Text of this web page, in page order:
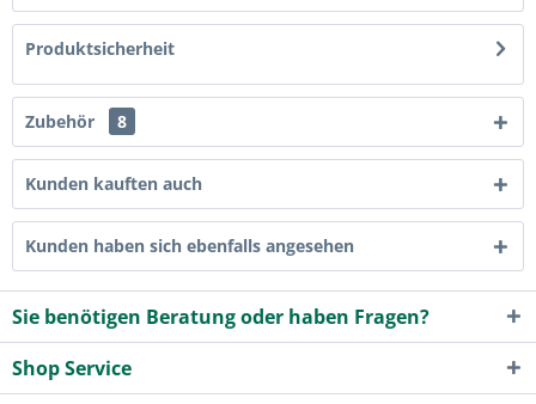
Produktsicherheit
Zubehör 8
Kunden kauften auch
Kunden haben sich ebenfalls angesehen
Sie benötigen Beratung oder haben Fragen?
Shop Service